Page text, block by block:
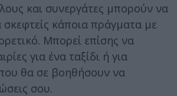
και συνεργάτες μπορούν να
κάποια πράγματα με
Μπορεί επίσης να
για ένα ταξίδι ή για
θα σε βοηθήσουν να
σου.